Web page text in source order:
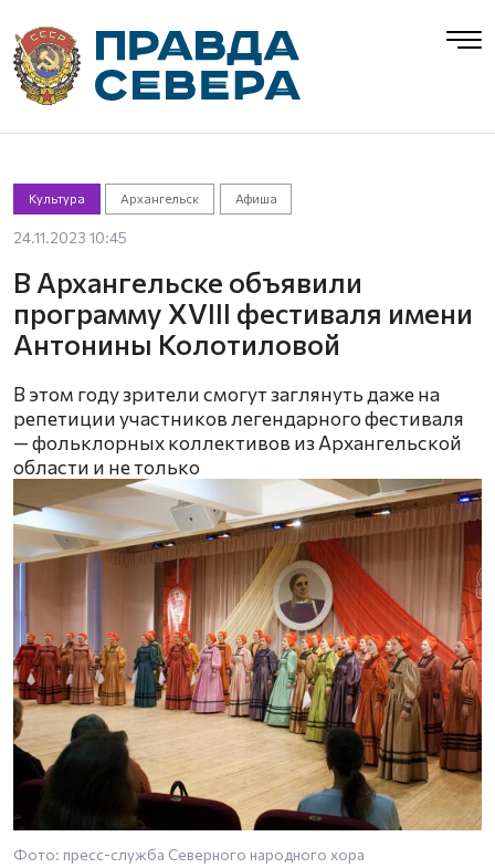
Культура Архангельск Афиша
24.11.2023 10:45
В Архангельске объявили
программу XVIII фестиваля имени
Антонины Колотиловой
В этом году зрители смогут заглянуть даже на
репетиции участников легендарного фестиваля
— фольклорных коллективов из Архангельской
области и не только
Фото: пресс-служба Северного народного хора